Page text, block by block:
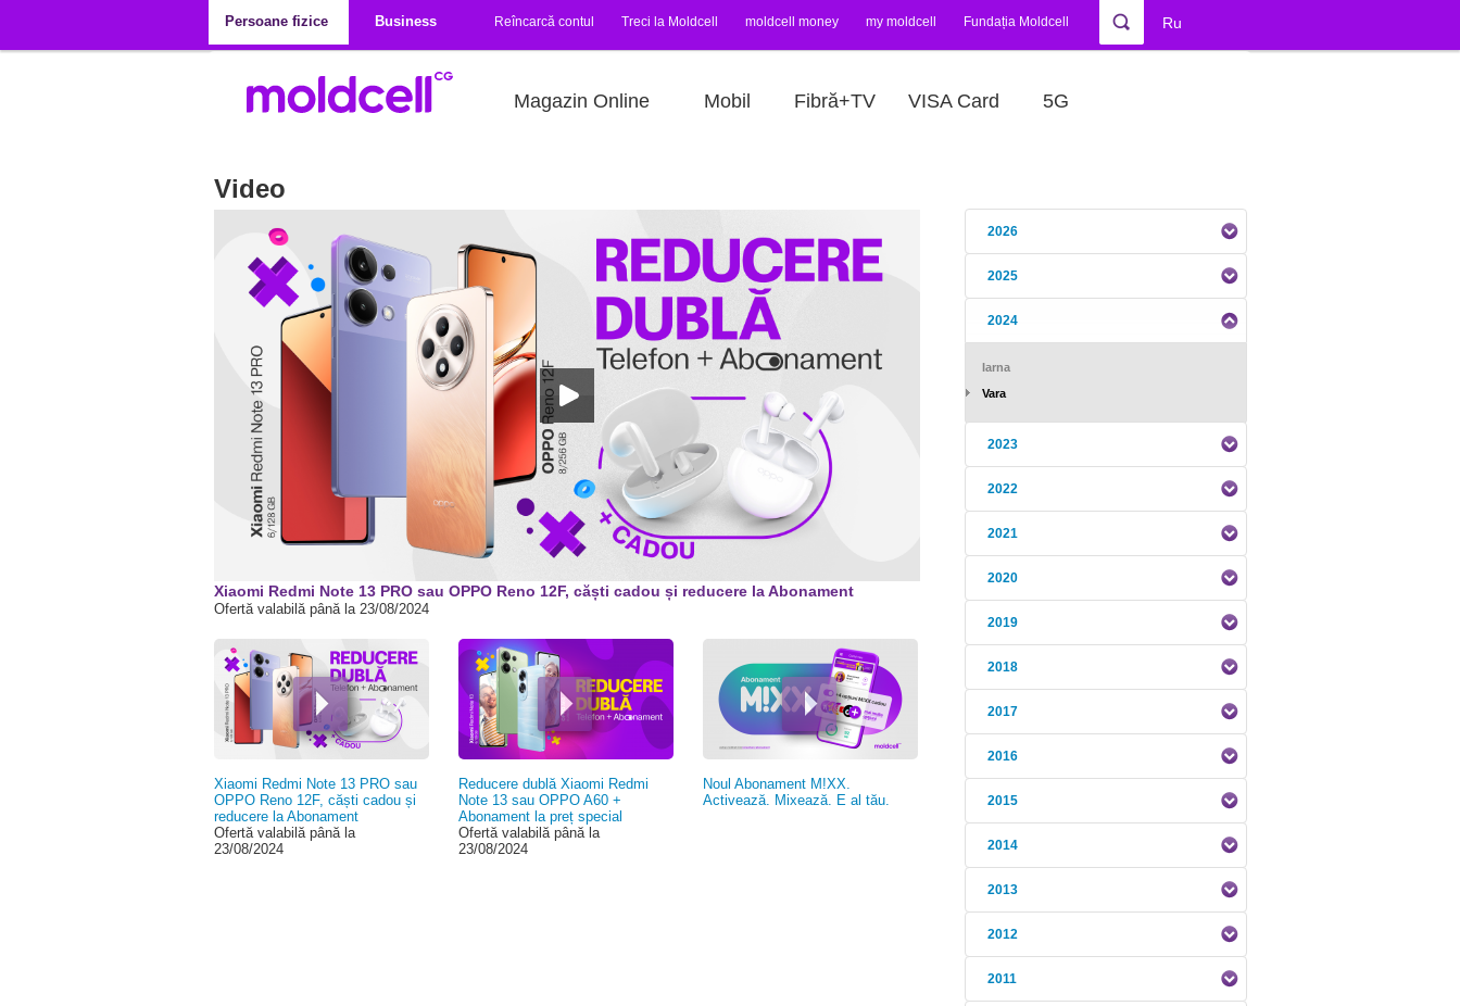
Persoane fizice
Business Reîncarcă contul Treci la Moldcell moldcell money my moldcell Fundația Moldcell Ru
Magazin Online Mobil Fibră+TV VISA Card 5G
Video
2026
2025
2024
Iarna
Vara
2023
2022
2021
2020
2019
2018
2017
2016
2015
2014
2013
2012
2011
00:00
Xiaomi Redmi Note 13 PRO sau OPPO Reno 12F, căști cadou și reducere la Abonament
Ofertă valabilă până la 23/08/2024
Xiaomi Redmi Note 13 PRO sau
OPPO Reno 12F, căști cadou și
reducere la Abonament
Ofertă valabilă până la
23/08/2024
Reducere dublă Xiaomi Redmi
Note 13 sau OPPO A60 +
Abonament la preț special
Ofertă valabilă până la
23/08/2024
Noul Abonament M!XX.
Activează. Mixează. E al tău.